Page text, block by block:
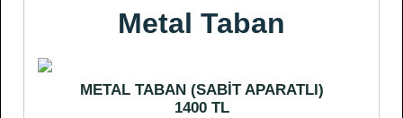
Metal Taban
METAL TABAN (SABİT APARATLI)
1400 TL